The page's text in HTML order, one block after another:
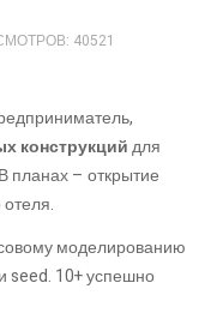
40521
конструкцийдля
планах – открытие
моделированию
seed. 10+ успешно